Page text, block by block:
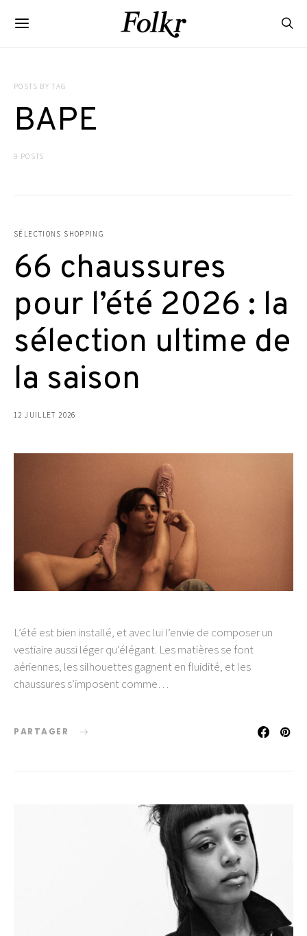
POSTS BY TAG
BAPE
9 POSTS
SÉLECTIONS SHOPPING
66 chaussures
pour l’été 2026 : la
sélection ultime de
la saison
12 JUILLET 2026
L’été est bien installé, et avec lui l’envie de composer un
vestiaire aussi léger qu’élégant. Les matières se font
aériennes, les silhouettes gagnent en fluidité, et les
chaussures s’imposent comme…
PARTAGER